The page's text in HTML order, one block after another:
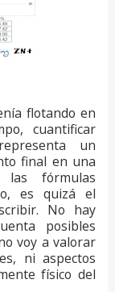
flotando en
cuantificar
un
final en una
las fórmulas
es quizá el
No hay
posibles
voy a valorar
ni aspectos
físico del